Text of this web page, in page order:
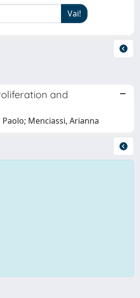
and
Menciassi, Arianna